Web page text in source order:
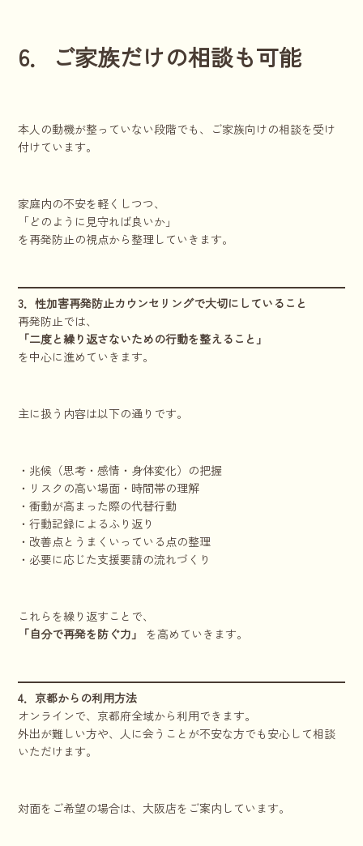
6．ご家族だけの相談も可能
本人の動機が整っていない段階でも、ご家族向けの相談を受け
付けています。
家庭内の不安を軽くしつつ、
「どのように見守れば良いか」
を再発防止の視点から整理していきます。
3．性加害再発防止カウンセリングで大切にしていること
再発防止では、
「二度と繰り返さないための行動を整えること」
を中心に進めていきます。
主に扱う内容は以下の通りです。
・兆候（思考・感情・身体変化）の把握
・リスクの高い場面・時間帯の理解
・衝動が高まった際の代替行動
・行動記録によるふり返り
・改善点とうまくいっている点の整理
・必要に応じた支援要請の流れづくり
これらを繰り返すことで、
「自分で再発を防ぐ力」
を高めていきます。
4．京都からの利用方法
オンラインで、京都府全域から利用できます。
外出が難しい方や、人に会うことが不安な方でも安心して相談
いただけます。
対面をご希望の場合は、大阪店をご案内しています。